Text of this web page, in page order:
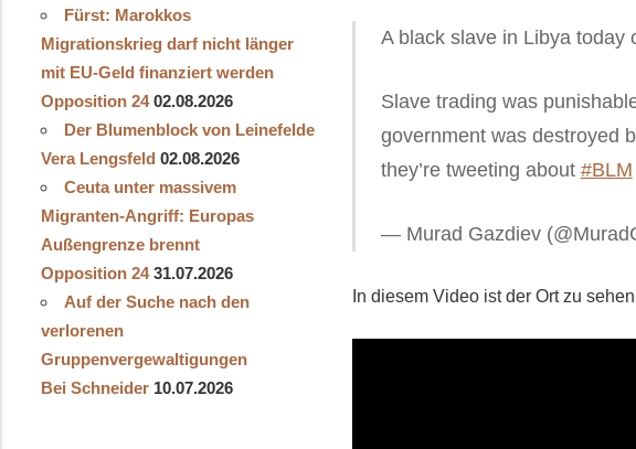
A black slave in Libya today
Slave trading was
government was destroyed
they’re tweeting about #BLM
— Murad Gazdiev
In diesem Video ist der Ort zu
Fürst: Marokkos
Migrationskrieg darf nicht länger
mit EU-Geld finanziert werden
Opposition 24 02.08.2026
Der Blumenblock von Leinefelde
Vera Lengsfeld 02.08.2026
Ceuta unter massivem
Migranten-Angriff: Europas
Außengrenze brennt
Opposition 24 31.07.2026
Auf der Suche nach den
verlorenen
Gruppenvergewaltigungen
Bei Schneider 10.07.2026